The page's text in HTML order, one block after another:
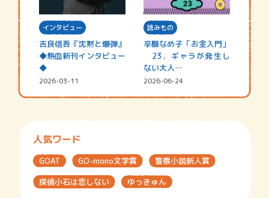
インタビュー
吉良信吾『沈黙と爆弾』
◆熱血新刊インタビュー
◆
2026-03-11
読みもの
辛酸なめ子「お金入門」
23．ギャラが発生し
ない大人…
2026-06-24
人気ワード
GOAT GO-mono文学賞
警察小説新人賞
探偵小石は恋しない
ゆっきゅん